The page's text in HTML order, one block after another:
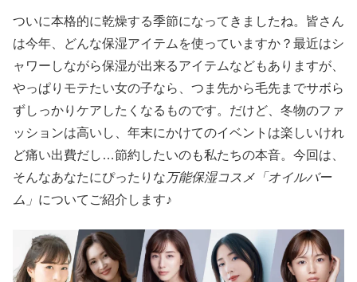
ついに本格的に乾燥する季節になってきましたね。皆さん
は今年、どんな保湿アイテムを使っていますか？最近はシ
ャワーしながら保湿が出来るアイテムなどもありますが、
やっぱりモテたい女の子なら、つま先から毛先までサボら
ずしっかりケアしたくなるものです。だけど、冬物のファ
ッションは高いし、年末にかけてのイベントは楽しいけれ
ど痛い出費だし…節約したいのも私たちの本音。今回は、
そんなあなたにぴったりな 万能保湿コスメ「オイルバー
ム」 についてご紹介します♪